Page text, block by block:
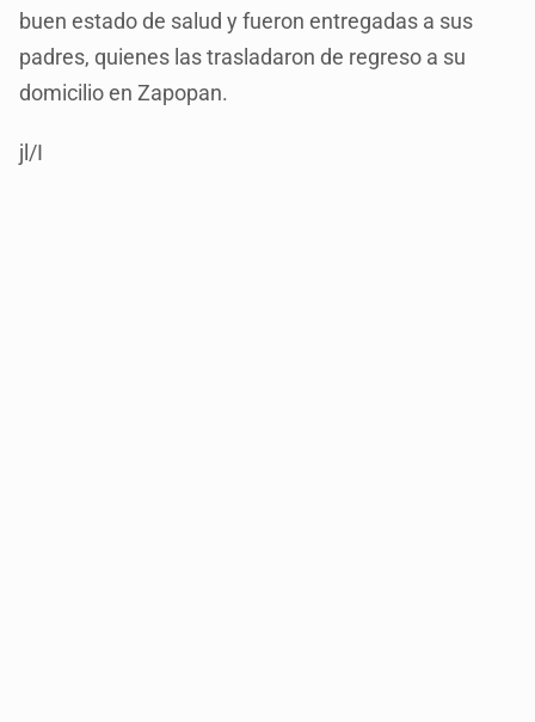
buen estado de salud y fueron entregadas a sus
padres, quienes las trasladaron de regreso a su
domicilio en Zapopan.
jl/I